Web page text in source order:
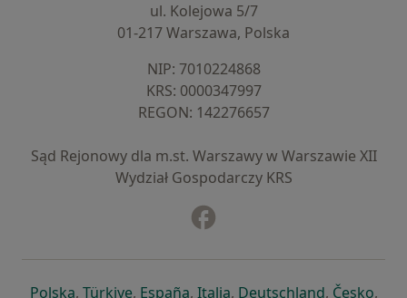
ul. Kolejowa 5/7
01-217 Warszawa, Polska
NIP: ⁠7010224868
KRS: ⁠0000347997
REGON: ⁠142276657
Sąd Rejonowy dla m.st. Warszawy w Warszawie XII
Wydział Gospodarczy KRS
Polskaotwiera się w nowej karcie
, Türkiyeotwiera się w nowej karcie
, Españaotwiera się w nowej karcie
, Italiaotwiera się w nowej
, Deutschlandotwiera się
, Česko,